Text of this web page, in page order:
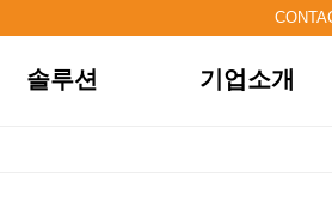
솔루션 기업소개